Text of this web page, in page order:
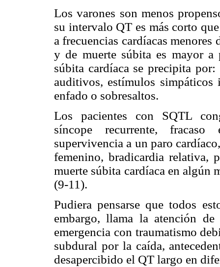
Los varones son menos
su intervalo QT es más corto
a frecuencias cardíacas
y de muerte súbita es mayor a
súbita cardíaca se precipita
auditivos, estímulos
enfado o sobresaltos.
Los pacientes con SQTL
síncope recurrente,
supervivencia a un paro
femenino, bradicardia relativa,
muerte súbita cardíaca en algún
(9-11).
Pudiera pensarse que todos
embargo, llama la atención
emergencia con traumatismo
subdural por la caída,
desapercibido el QT largo en